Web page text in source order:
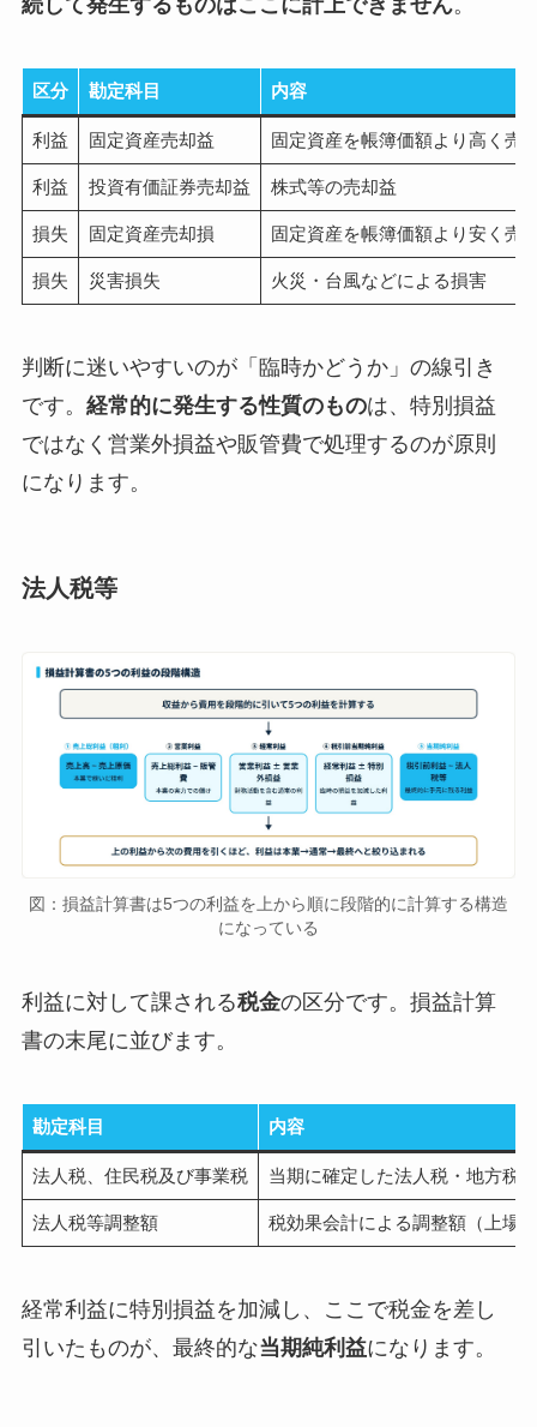
続して発生するものはここに計上できません。
区分 勘定科目 内容
利益 固定資産売却益 固定資産を帳簿価額より高く売
利益 投資有価証券売却益 株式等の売却益
損失 固定資産売却損 固定資産を帳簿価額より安く売
損失 災害損失 火災・台風などによる損害
判断に迷いやすいのが「臨時かどうか」の線引き
です。 経常的に発生する性質のものは、特別損益
ではなく営業外損益や販管費で処理するのが原則
になります。
法人税等
図：損益計算書は5つの利益を上から順に段階的に計算する構造
になっている
利益に対して課される税金の区分です。損益計算
書の末尾に並びます。
勘定科目 内容
法人税、住民税及び事業税 当期に確定した法人税・地方税
法人税等調整額 税効果会計による調整額（上場
経常利益に特別損益を加減し、ここで税金を差し
引いたものが、最終的な当期純利益になります。